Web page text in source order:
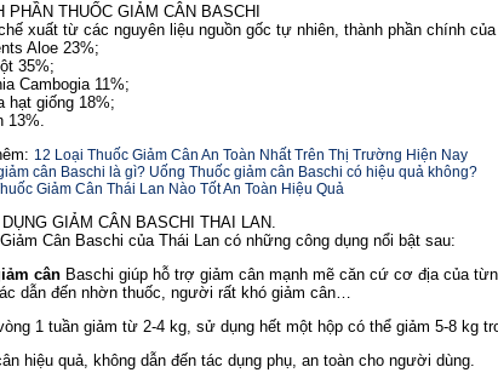
PHẦN THUỐC GIẢM CÂN BASCHI
xuất từ các nguyên liệu nguồn gốc tự nhiên, thành phần chính
Aloe 23%;
35%;
Cambogia 11%;
hạt giống 18%;
13%.
12 Loại Thuốc Giảm Cân An Toàn Nhất Trên Thị Trường Hiện Nay
cân Baschi là gì? Uống Thuốc giảm cân Baschi có hiệu quả không?
Giảm Cân Thái Lan Nào Tốt An Toàn Hiệu Quả
GIẢM CÂN BASCHI THAI LAN.
Cân Baschi của Thái Lan có những công dụng nổi bật sau:
cân Baschi giúp hỗ trợ giảm cân mạnh mẽ căn cứ cơ địa của
dẫn đến nhờn thuốc, người rất khó giảm cân…
1 tuần giảm từ 2-4 kg, sử dụng hết một hộp có thể giảm 5-8 kg
hiệu quả, không dẫn đến tác dụng phụ, an toàn cho người dùng.